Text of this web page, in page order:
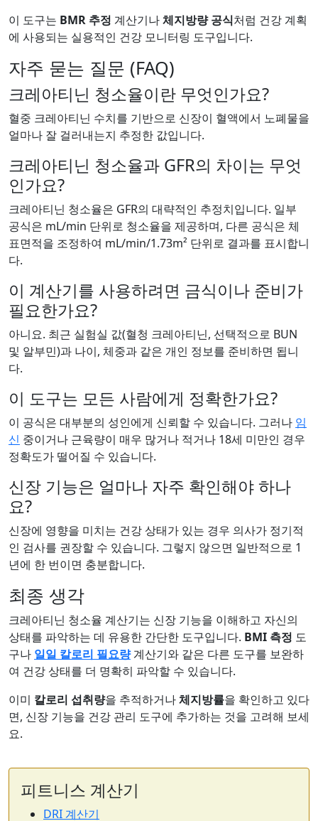
이 도구는 BMR 추정 계산기나체지방량 공식처럼 건강 계획
에 사용되는 실용적인 건강 모니터링 도구입니다.
자주 묻는 질문 (FAQ)
크레아티닌 청소율이란 무엇인가요?
혈중 크레아티닌 수치를 기반으로 신장이 혈액에서 노폐물을
얼마나 잘 걸러내는지 추정한 값입니다.
크레아티닌 청소율과 GFR의 차이는 무엇
인가요?
크레아티닌 청소율은 GFR의 대략적인 추정치입니다. 일부
공식은 mL/min 단위로 청소율을 제공하며, 다른 공식은 체
표면적을 조정하여 mL/min/1.73m² 단위로 결과를 표시합니
다.
이 계산기를 사용하려면 금식이나 준비가
필요한가요?
아니요. 최근 실험실 값(혈청 크레아티닌, 선택적으로 BUN
및 알부민)과 나이, 체중과 같은 개인 정보를 준비하면 됩니
다.
이 도구는 모든 사람에게 정확한가요?
이 공식은 대부분의 성인에게 신뢰할 수 있습니다. 그러나 임
신 중이거나 근육량이 매우 많거나 적거나 18세 미만인 경우
정확도가 떨어질 수 있습니다.
신장 기능은 얼마나 자주 확인해야 하나
요?
신장에 영향을 미치는 건강 상태가 있는 경우 의사가 정기적
인 검사를 권장할 수 있습니다. 그렇지 않으면 일반적으로 1
년에 한 번이면 충분합니다.
최종 생각
크레아티닌 청소율 계산기는 신장 기능을 이해하고 자신의
상태를 파악하는 데 유용한 간단한 도구입니다. BMI 측정 도
구나 일일 칼로리 필요량계산기와 같은 다른 도구를 보완하
여 건강 상태를 더 명확히 파악할 수 있습니다.
이미 칼로리 섭취량을 추적하거나체지방률을 확인하고 있다
면, 신장 기능을 건강 관리 도구에 추가하는 것을 고려해 보세
요.
피트니스 계산기
DRI 계산기